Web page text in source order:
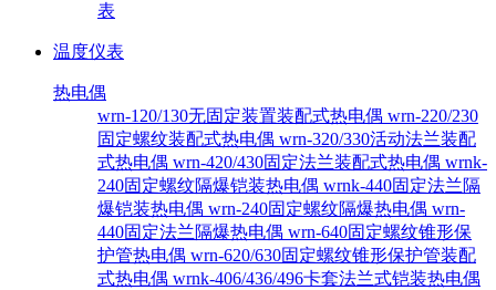
表
温度仪表
热电偶
wrn-120/130无固定装置装配式热电偶 wrn-220/230
固定螺纹装配式热电偶 wrn-320/330活动法兰装配
式热电偶 wrn-420/430固定法兰装配式热电偶 wrnk-
240固定螺纹隔爆铠装热电偶 wrnk-440固定法兰隔
爆铠装热电偶 wrn-240固定螺纹隔爆热电偶 wrn-
440固定法兰隔爆热电偶 wrn-640固定螺纹锥形保
护管热电偶 wrn-620/630固定螺纹锥形保护管装配
式热电偶 wrnk-406/436/496卡套法兰式铠装热电偶